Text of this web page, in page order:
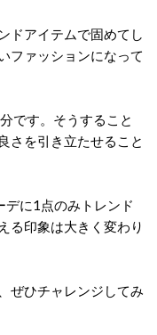
ドアイテムで固めてし
ファッションになって
です。そうすること
さを引き立たせること
に1点のみトレンド
る印象は大きく変わり
ぜひチャレンジしてみ